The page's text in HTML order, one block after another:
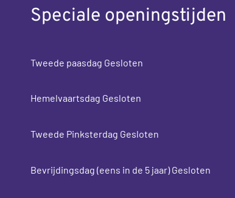
Speciale openingstijden
Tweede paasdag Gesloten
Hemelvaartsdag Gesloten
Tweede Pinksterdag Gesloten
Bevrijdingsdag (eens in de 5 jaar) Gesloten